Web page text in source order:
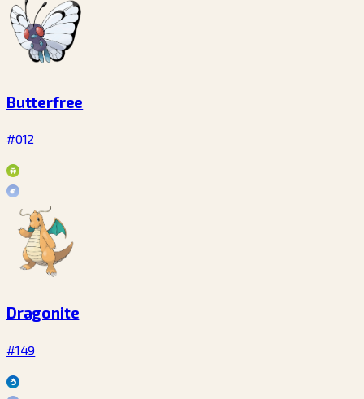
Butterfree
#012
Dragonite
#149